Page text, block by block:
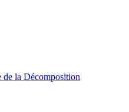
de la Décomposition